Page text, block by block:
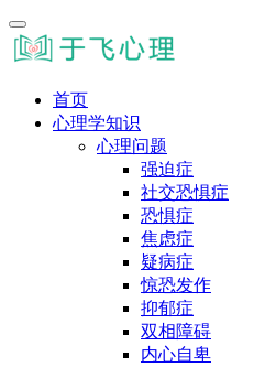
首页
心理学知识
心理问题
强迫症
社交恐惧症
恐惧症
焦虑症
疑病症
惊恐发作
抑郁症
双相障碍
内心自卑